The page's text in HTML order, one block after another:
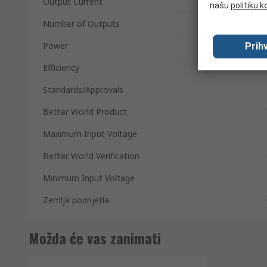
Number of Outputs
Power
Efficiency
Standards/Approvals
Better World Product
Maximum Input Voltage
Better World Verification
Minimum Input Voltage
Zemlja podrijetla
Možda će vas zanimati
našu politiku